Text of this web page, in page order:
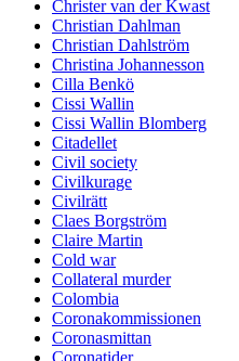
Christer van der Kwast
Christian Dahlman
Christian Dahlström
Christina Johannesson
Cilla Benkö
Cissi Wallin
Cissi Wallin Blomberg
Citadellet
Civil society
Civilkurage
Civilrätt
Claes Borgström
Claire Martin
Cold war
Collateral murder
Colombia
Coronakommissionen
Coronasmittan
Coronatider